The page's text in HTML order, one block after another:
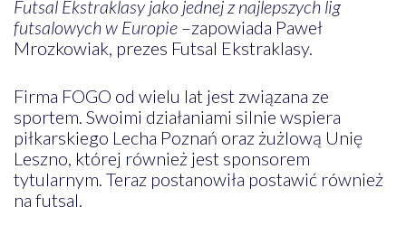
Futsal Ekstraklasy jako jednej z najlepszych lig
futsalowych w Europie –zapowiada Paweł
Mrozkowiak, prezes Futsal Ekstraklasy.
Firma FOGO od wielu lat jest związana ze
sportem. Swoimi działaniami silnie wspiera
piłkarskiego Lecha Poznań oraz żużlową Unię
Leszno, której również jest sponsorem
tytularnym. Teraz postanowiła postawić również
na futsal.